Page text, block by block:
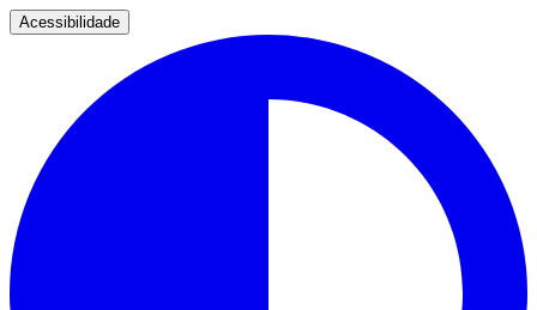
Acessibilidade